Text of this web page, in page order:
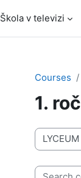
Škola v televizi
Courses
1.
Course
Search